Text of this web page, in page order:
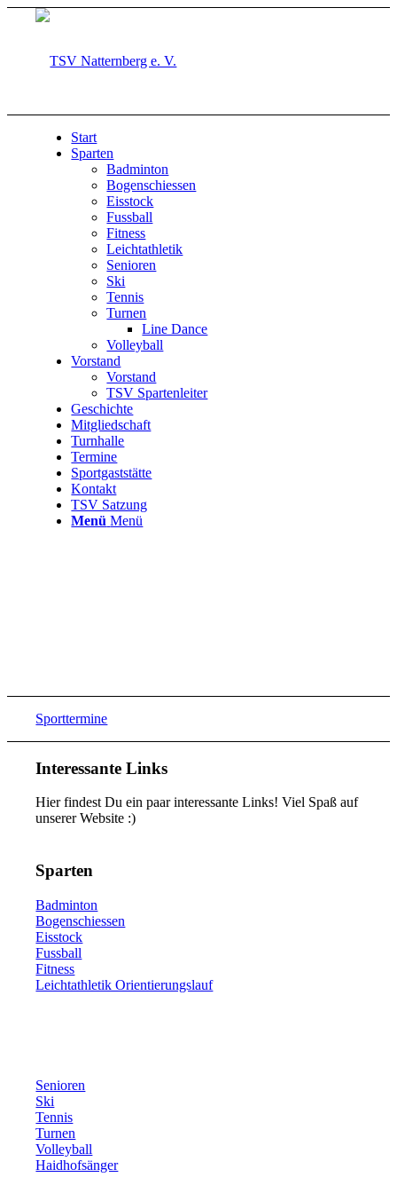
Start
Sparten
Badminton
Bogenschiessen
Eisstock
Fussball
Fitness
Leichtathletik
Senioren
Ski
Tennis
Turnen
Line Dance
Volleyball
Vorstand
Vorstand
TSV Spartenleiter
Geschichte
Mitgliedschaft
Turnhalle
Termine
Sportgaststätte
Kontakt
TSV Satzung
Menü Menü
Sporttermine
Interessante Links
Hier findest Du ein paar interessante Links! Viel Spaß auf
unserer Website :)
Sparten
Badminton
Bogenschiessen
Eisstock
Fussball
Fitness
Leichtathletik Orientierungslauf
Senioren
Ski
Tennis
Turnen
Volleyball
Haidhofsänger